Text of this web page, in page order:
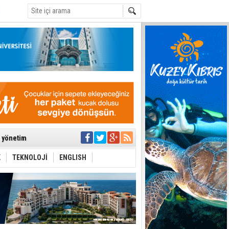
yönetim
arasında
Yasası
TEKNOLOJİ ENGLISH